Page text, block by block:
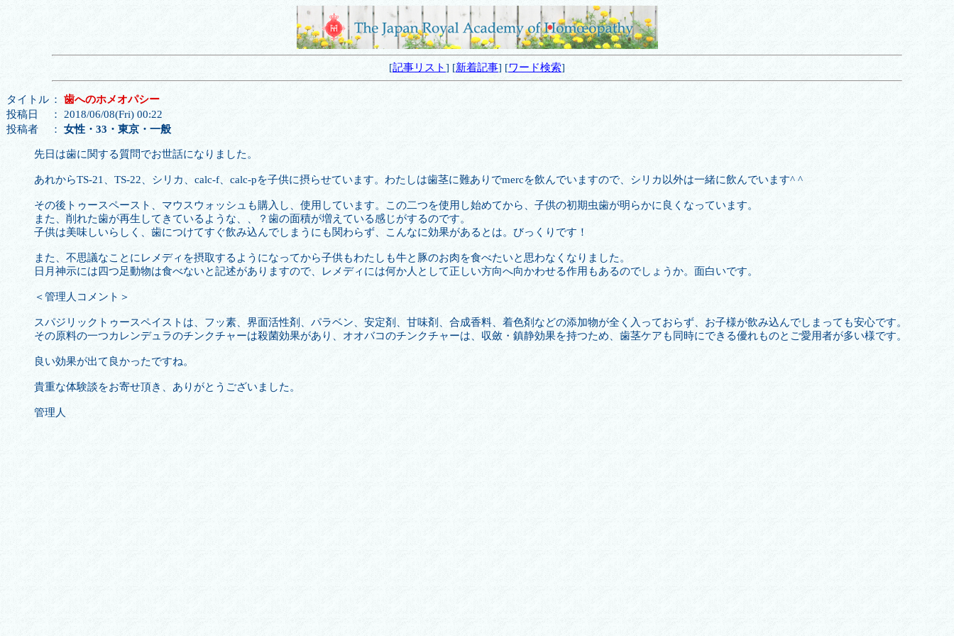
[記事リスト] [新着記事] [ワード検索]
タイトル ： 歯へのホメオパシー
投稿日
： 2018/06/08(Fri) 00:22
投稿者
： 女性・33・東京・一般
先日は歯に関する質問でお世話になりました。
あれからTS-21、TS-22、シリカ、calc-f、calc-pを子供に摂らせています。わたしは歯茎に難ありでmercを飲んでいますので、シリカ以外は一緒に飲んでいます^ ^
その後トゥースペースト、マウスウォッシュも購入し、使用しています。この二つを使用し始めてから、子供の初期虫歯が明らかに良くなっています。
また、削れた歯が再生してきているような、、？歯の面積が増えている感じがするのです。
子供は美味しいらしく、歯につけてすぐ飲み込んでしまうにも関わらず、こんなに効果があるとは。びっくりです！
また、不思議なことにレメディを摂取するようになってから子供もわたしも牛と豚のお肉を食べたいと思わなくなりました。
日月神示には四つ足動物は食べないと記述がありますので、レメディには何か人として正しい方向へ向かわせる作用もあるのでしょうか。面白いです。
＜管理人コメント＞
スパジリックトゥースペイストは、フッ素、界面活性剤、パラベン、安定剤、甘味剤、合成香料、着色剤などの添加物が全く入っておらず、お子様が飲み込んでしまっても安心です。
その原料の一つカレンデュラのチンクチャーは殺菌効果があり、オオバコのチンクチャーは、収斂・鎮静効果を持つため、歯茎ケアも同時にできる優れものとご愛用者が多い様です。
良い効果が出て良かったですね。
貴重な体験談をお寄せ頂き、ありがとうございました。
管理人